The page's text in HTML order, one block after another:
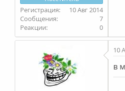
10 Авг 2014
7
0
10
в